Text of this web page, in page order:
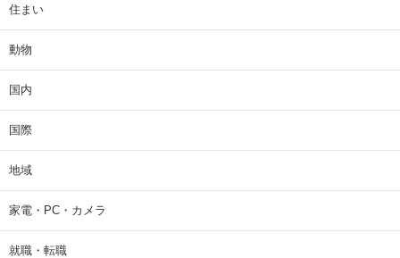
住まい
動物
国内
国際
地域
家電・PC・カメラ
就職・転職